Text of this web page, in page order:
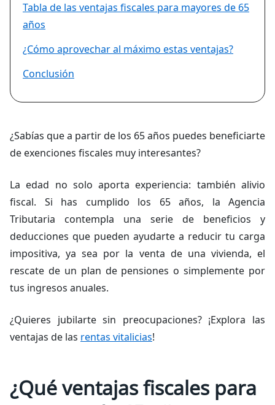
Tabla de las ventajas fiscales para mayores de 65
años
¿Cómo aprovechar al máximo estas ventajas?
Conclusión
¿Sabías que a partir de los 65 años puedes beneficiarte
de exenciones fiscales muy interesantes?
La edad no solo aporta experiencia: también alivio
fiscal. Si has cumplido los 65 años, la Agencia
Tributaria contempla una serie de beneficios y
deducciones que pueden ayudarte a reducir tu carga
impositiva, ya sea por la venta de una vivienda, el
rescate de un plan de pensiones o simplemente por
tus ingresos anuales.
¿Quieres jubilarte sin preocupaciones? ¡Explora las
ventajas de las rentas vitalicias!
¿Qué ventajas fiscales para